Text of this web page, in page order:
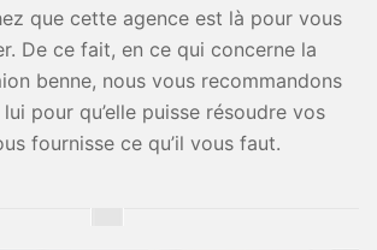
que cette agence est là pour vous
De ce fait, en ce qui concerne la
benne, nous vous recommandons
pour qu’elle puisse résoudre vos
fournisse ce qu’il vous faut.